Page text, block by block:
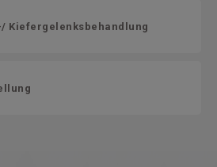
Kiefergelenks­behandlung